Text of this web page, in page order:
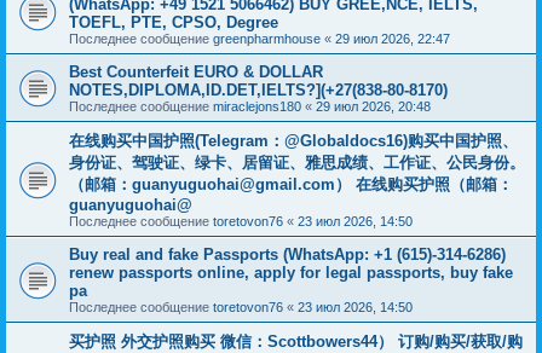
(WhatsApp: +49 1521 5066462) BUY GREE,NCE, IELTS,
TOEFL, PTE, CPSO, Degree
Последнее сообщение greenpharmhouse « 29 июл 2026, 22:47
Best Counterfeit EURO & DOLLAR
NOTES,DIPLOMA,ID.DET,IELTS?](+27(838-80-8170)
Последнее сообщение miraclejons180 « 29 июл 2026, 20:48
在线购买中国护照(Telegram：@Globaldocs16)购买中国护照、
身份证、驾驶证、绿卡、居留证、雅思成绩、工作证、公民身份。
（邮箱： guanyuguohai@gmail.com ） 在线购买护照（邮箱：
guanyuguohai@
Последнее сообщение toretovon76 « 23 июл 2026, 14:50
Buy real and fake Passports (WhatsApp: +1 (615)-314-6286)
renew passports online, apply for legal passports, buy fake
pa
Последнее сообщение toretovon76 « 23 июл 2026, 14:50
买护照 外交护照购买 微信：Scottbowers44） 订购/购买/获取/购